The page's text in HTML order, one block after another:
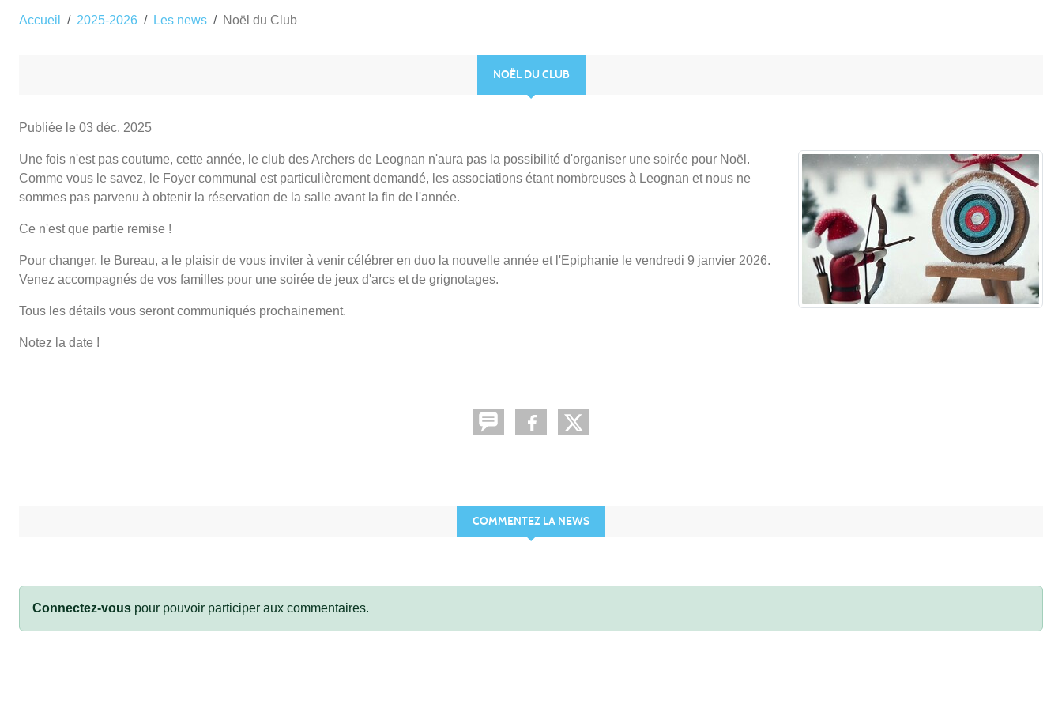
Accueil 2025-2026 Les news Noël du Club
NOËL DU CLUB
Publiée le 03 déc. 2025
Une fois n'est pas coutume, cette année, le club des Archers de Leognan n'aura pas la possibilité d'organiser une soirée pour Noël.
Comme vous le savez, le Foyer communal est particulièrement demandé, les associations étant nombreuses à Leognan et nous ne
sommes pas parvenu à obtenir la réservation de la salle avant la fin de l'année.
Ce n'est que partie remise !
Pour changer, le Bureau, a le plaisir de vous inviter à venir célébrer en duo la nouvelle année et l'Epiphanie le vendredi 9 janvier 2026.
Venez accompagnés de vos familles pour une soirée de jeux d'arcs et de grignotages.
Tous les détails vous seront communiqués prochainement.
Notez la date !
COMMENTEZ LA NEWS
Connectez-vous pour pouvoir participer aux commentaires.